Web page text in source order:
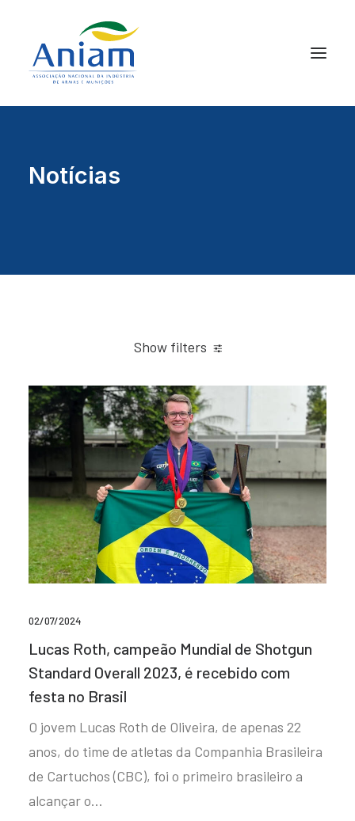
Notícias
Show filters
02/07/2024
Lucas Roth, campeão Mundial de Shotgun
Standard Overall 2023, é recebido com
festa no Brasil
O jovem Lucas Roth de Oliveira, de apenas 22
anos, do time de atletas da Companhia Brasileira
de Cartuchos (CBC), foi o primeiro brasileiro a
alcançar o…